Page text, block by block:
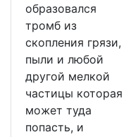
образовался
тромб из
скопления грязи,
пыли и любой
другой мелкой
частицы которая
может туда
попасть, и